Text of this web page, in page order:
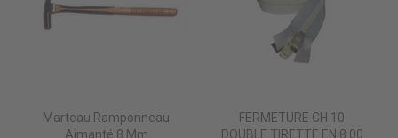
Marteau Ramponneau
Aimanté 8 Mm
FERMETURE CH 10
DOUBLE TIRETTE EN 8.00